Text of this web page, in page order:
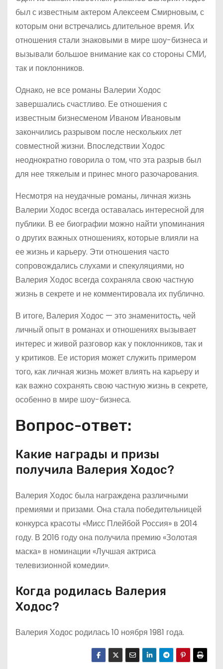
был с известным актером Алексеем Смирновым, с
которым они встречались длительное время. Их
отношения стали знаковыми в мире шоу-бизнеса и
вызывали большое внимание как со стороны СМИ,
так и поклонников.
Однако, не все романы Валерии Ходос
завершались счастливо. Ее отношения с
известным бизнесменом Иваном Ивановым
закончились разрывом после нескольких лет
совместной жизни. Впоследствии Ходос
неоднократно говорила о том, что эта разрыв был
для нее тяжелым и принес много разочарования.
Несмотря на неудачные романы, личная жизнь
Валерии Ходос всегда оставалась интересной для
публики. В ее биографии можно найти упоминания
о других важных отношениях, которые влияли на
ее жизнь и карьеру. Эти отношения часто
сопровождались слухами и спекуляциями, но
Валерия Ходос всегда сохраняла свою частную
жизнь в секрете и не комментировала их публично.
В итоге, Валерия Ходос — это знаменитость, чей
личный опыт в романах и отношениях вызывает
интерес и живой разговор как у поклонников, так и
у критиков. Ее история может служить примером
того, как личная жизнь может влиять на карьеру и
как важно сохранять свою частную жизнь в секрете,
особенно в мире шоу-бизнеса.
Вопрос-ответ:
Какие награды и призы
получила Валерия Ходос?
Валерия Ходос была награждена различными
премиями и призами. Она стала победительницей
конкурса красоты «Мисс Плейбой Россия» в 2014
году. В 2016 году она получила премию «Золотая
маска» в номинации «Лучшая актриса
телевизионной комедии».
Когда родилась Валерия
Ходос?
Валерия Ходос родилась 10 ноября 1981 года.